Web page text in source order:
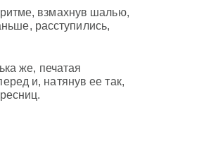
взмахнув шалью,
расступились,
же, печатая
и, натянув ее так,